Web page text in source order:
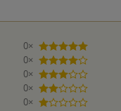
0×
5
0×
4 hvězdičky
0×
3 hvězdičky
0×
2 hvězdičky
0×
1 hvezdička